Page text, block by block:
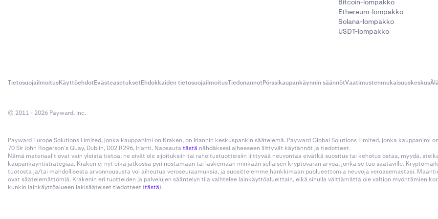
Bitcoin-lompakko
Ethereum-lompakko
Solana-lompakko
USDT-lompakko
TietosuojailmoitusKäyttöehdotEvästeasetuksetEhdokkaiden tietosuojailmoitusTiedonannotPörssikaupankäynnin säännötVaatimustenmukaisuuskeskus
© 2011 - 2026 Payward, Inc.
Payward Europe Solutions Limited, jonka kauppanimi on Kraken, on Irlannin keskuspankin säätelemä. Payward Global Solutions Limited, jonka
70 Sir John Rogerson’s Quay, Dublin, D02 R296, Irlanti. Napsautatästä nähdäksesi aiheeseen liittyvät käytännöt ja tiedotteet.
Nämä materiaalit ovat vain yleistä tietoa; ne eivät ole sijoituksiin tai rahoitustuotteisiin liittyvää neuvontaa eivätkä suositus tai kehotus ostaa, myydä,
kaupankäyntistrategiaa. Kraken ei nyt eikä jatkossa pyri nostamaan tai laskemaan minkään sellaisen kryptovaran arvoa, jonka se tuo saataville.
tuotosta ja/tai mahdollisesta arvonnoususta voi aiheutua veroseuraamuksia, ja suosittelemme hankkimaan puolueettomia neuvoja veroasemastasi.
ovat säätelemättömiä. Krakenin eri tuotteiden ja palvelujen sääntelyn tila vaihtelee lainkäyttöalueittain, eikä sinulla välttämättä ole valtion myöntämien
kunkin lainkäyttöalueen lakisääteiset tiedotteet (tästä).